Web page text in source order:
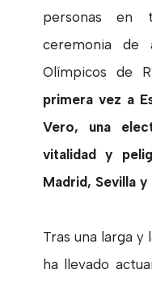
personas
ceremonia de
Olímpicos de
primera vez a
Vero, una
vitalidad y
Madrid, Sevilla y
Tras una larga y
ha llevado